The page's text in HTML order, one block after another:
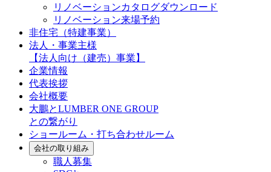
リノベーションカタログダウンロード
リノベーション来場予約
非住宅（特建事業）
法人・事業主様
【法人向け（建売）事業】
企業情報
代表挨拶
会社概要
大鵬とLUMBER ONE GROUP
との繋がり
ショールーム・打ち合わせルーム
会社の取り組み
職人募集